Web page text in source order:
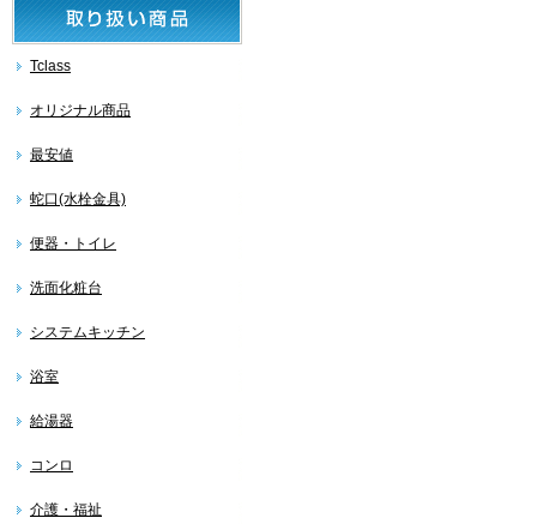
Tclass
オリジナル商品
最安値
蛇口(水栓金具)
便器・トイレ
洗面化粧台
システムキッチン
浴室
給湯器
コンロ
介護・福祉